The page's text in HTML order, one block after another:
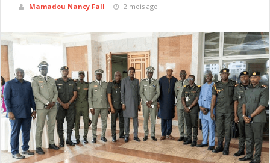
Mamadou Nancy Fall 2 mois ago